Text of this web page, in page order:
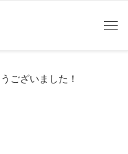
ございました！